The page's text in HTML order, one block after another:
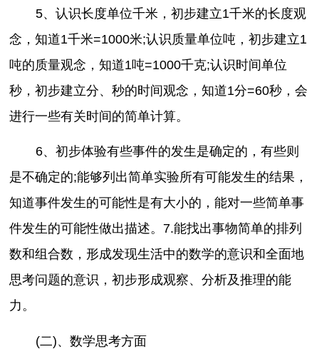
5、认识长度单位千米，初步建立1千米的长度观
念，知道1千米=1000米;认识质量单位吨，初步建立1
吨的质量观念，知道1吨=1000千克;认识时间单位
秒，初步建立分、秒的时间观念，知道1分=60秒，会
进行一些有关时间的简单计算。
6、初步体验有些事件的发生是确定的，有些则
是不确定的;能够列出简单实验所有可能发生的结果，
知道事件发生的可能性是有大小的，能对一些简单事
件发生的可能性做出描述。7.能找出事物简单的排列
数和组合数，形成发现生活中的数学的意识和全面地
思考问题的意识，初步形成观察、分析及推理的能
力。
(二)、数学思考方面